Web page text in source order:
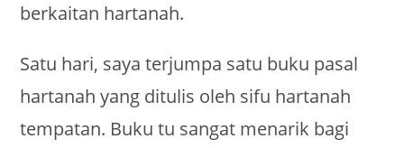
berkaitan hartanah.
Satu hari, saya terjumpa satu buku pasal
hartanah yang ditulis oleh sifu hartanah
tempatan. Buku tu sangat menarik bagi